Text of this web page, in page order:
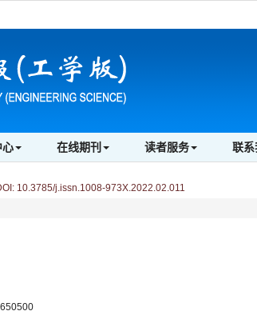
心 在线期刊 读者服务 联系
10.3785/j.issn.1008-973X.2022.02.011